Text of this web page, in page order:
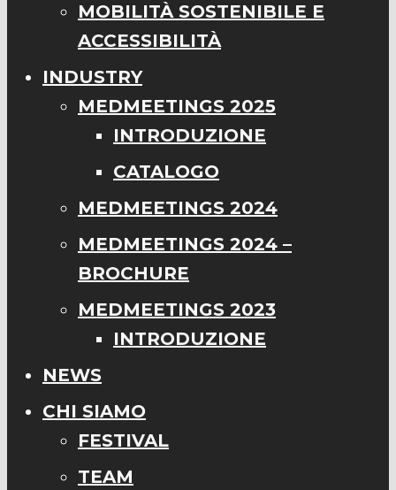
MOBILITÀ SOSTENIBILE E
ACCESSIBILITÀ
INDUSTRY
MEDMEETINGS 2025
INTRODUZIONE
CATALOGO
MEDMEETINGS 2024
MEDMEETINGS 2024 –
BROCHURE
MEDMEETINGS 2023
INTRODUZIONE
NEWS
CHI SIAMO
FESTIVAL
TEAM